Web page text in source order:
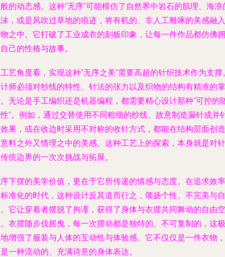
的动态感。这种“无序”可能模仿了自然界中岩石的肌理、海浪
，或是风吹过草地的痕迹，将有机的、非人工雕琢的美感融入
之中。它打破了工业成衣的刻板印象，让每一件作品都仿佛拥
己的性格与故事。
艺角度看，实现这种“无序之美”需要高超的针织技术作为支撑
师必须对纱线的特性、针法的张力以及织物的结构有精准的掌
无论是手工编织还是机器编程，都需要精心设计那种“可控的
”。例如，通过交替使用不同粗细的纱线、故意制造漏针或并
果，或在收边时采用不对称的收针方式，都能在结构层面创造
料之外又情理之中的美感。这种工艺上的探索，本身就是对针
统边界的一次次挑战与拓展。
下摆的美学价值，更在于它所传递的情感与态度。在追求效率
准化的时代，这种设计反其道而行之，颂扬个性、不完美与自
它让穿着者摆脱了拘谨，获得了身体与衣摆共同舞动的自由空
衣摆随步伐摇曳，每一次摆动都是独特的、不可复制的，这极
增强了服装与人体的互动性与体验感。它不仅仅是一件衣物，
一种流动的、充满诗意的身体表达。